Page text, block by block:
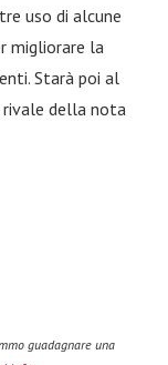
uso di alcune
migliorare la
Starà poi al
rivale della nota
guadagnare una